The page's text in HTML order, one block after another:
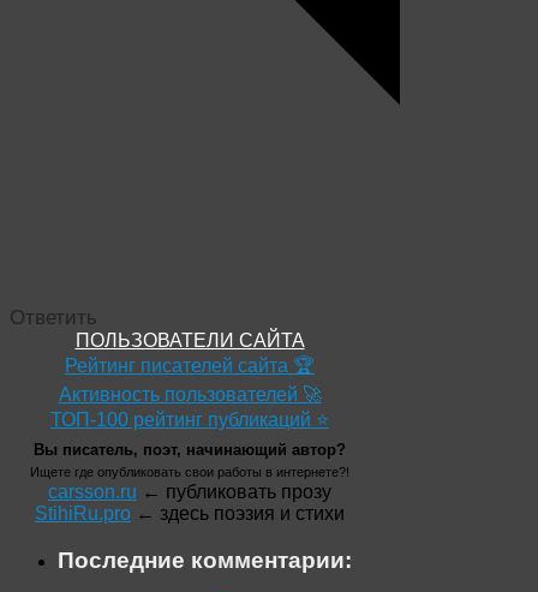
Ответить
ПОЛЬЗОВАТЕЛИ САЙТА
Рейтинг писателей сайта 🏆
Активность пользователей 🚀
ТОП-100 рейтинг публикаций ⭐
Вы писатель, поэт, начинающий автор?
Ищете где опубликовать свои работы в интернете?!
carsson.ru ← публиковать прозу
StihiRu.pro ← здесь поэзия и стихи
Последние комментарии: